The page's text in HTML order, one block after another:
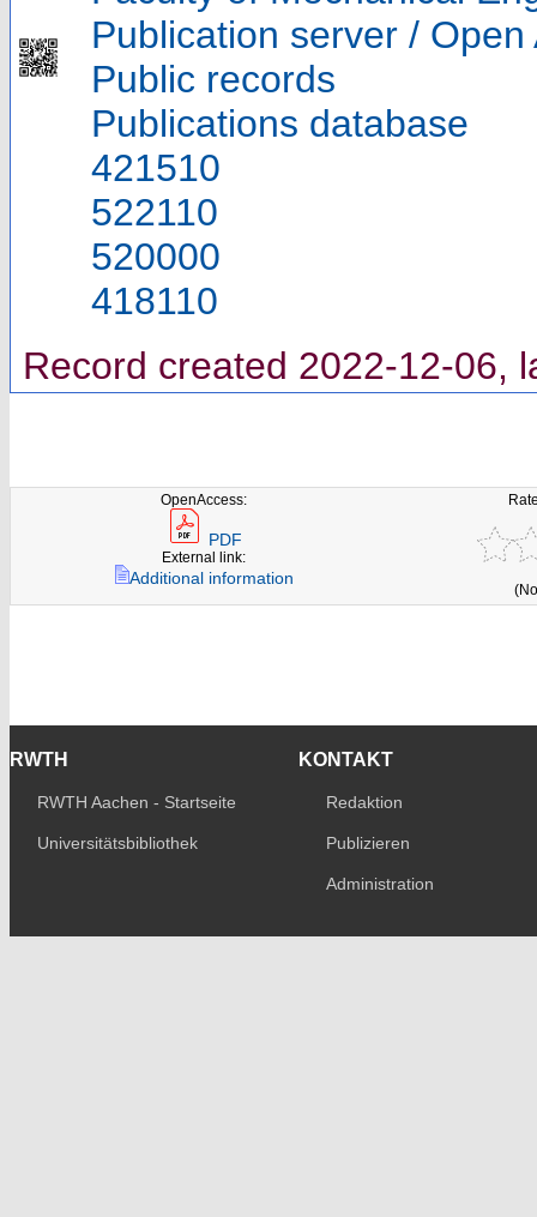
Publication server / Open
Public records
Publications database
421510
522110
520000
418110
Record created 2022-12-06,
OpenAccess:
PDF
External link:
Additional information
RWTH
RWTH Aachen - Startseite
Universitätsbibliothek
KONTAKT
Redaktion
Publizieren
Administration